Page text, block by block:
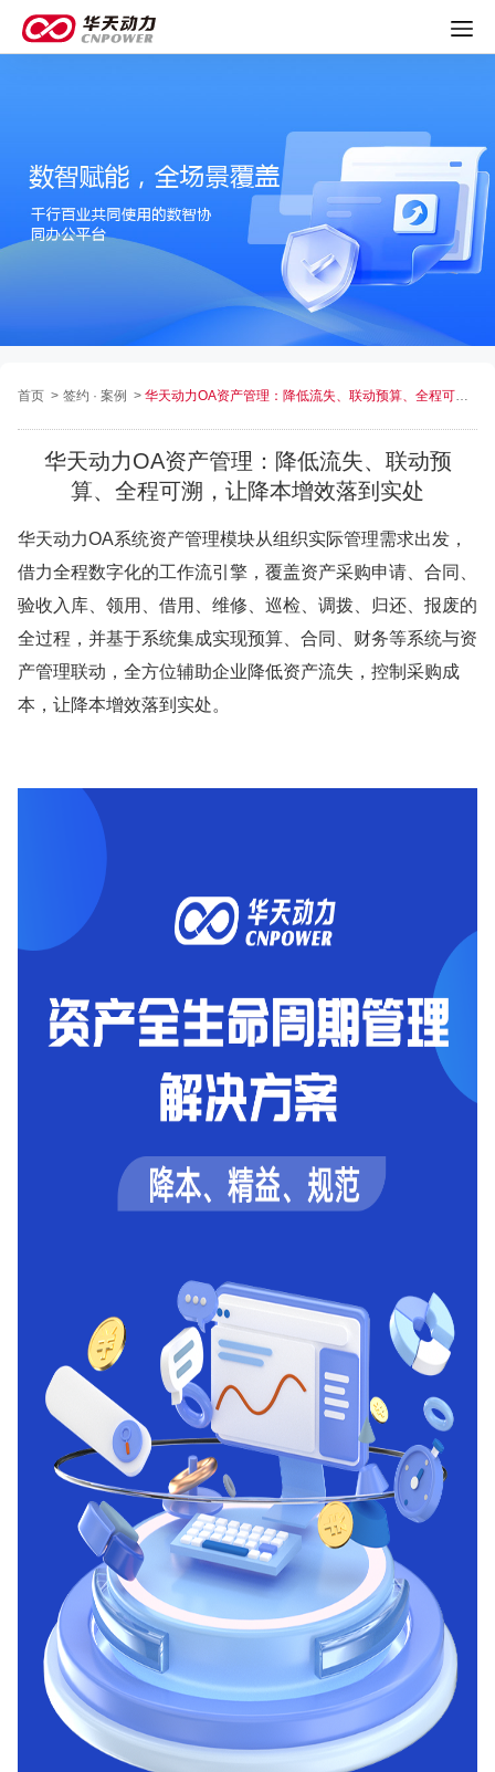
首页 > 签约 · 案例 > 华天动力OA资产管理：降低流失、联动预算、全程可溯，让降本增效落到实处
华天动力OA资产管理：降低流失、联动预
算、全程可溯，让降本增效落到实处
华天动力OA系统资产管理模块从组织实际管理需求出发，
借力全程数字化的工作流引擎，覆盖资产采购申请、合同、
验收入库、领用、借用、维修、巡检、调拨、归还、报废的
全过程，并基于系统集成实现预算、合同、财务等系统与资
产管理联动，全方位辅助企业降低资产流失，控制采购成
本，让降本增效落到实处。